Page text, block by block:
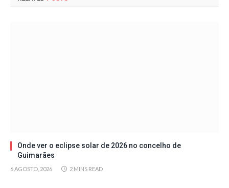
Onde ver o eclipse solar de 2026 no concelho de
Guimarães
6 AGOSTO, 2026 2 MINS READ